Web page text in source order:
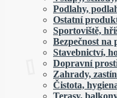
Podlahy,
Ostatní
Sportoviště,
Bezpečnost na
Stavebnictví,
Dopravní
Zahrady,
Čistota,
Terasy,